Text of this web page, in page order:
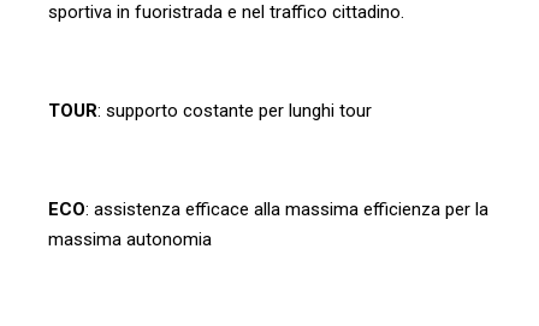
sportiva in fuoristrada e nel traffico cittadino.
TOUR: supporto costante per lunghi tour
ECO: assistenza efficace alla massima efficienza per la
massima autonomia